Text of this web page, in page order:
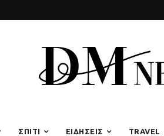
ΣΠΙΤΙ ΕΙΔΗΣΕΙΣ TRAVEL